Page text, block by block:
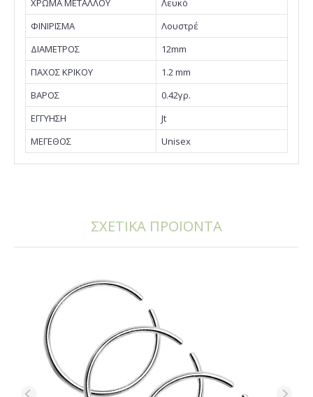
ΧΡΩΜΑ ΜΕΤΑΛΛΟΥ
Λευκό
ΦΙΝΙΡΙΣΜΑ
Λουστρέ
ΔΙΑΜΕΤΡΟΣ
12mm
ΠΑΧΟΣ ΚΡΙΚΟΥ
1.2 mm
ΒΑΡΟΣ
0.42γρ.
EΓΓΥΗΣΗ
Jt
ΜΕΓΕΘΟΣ
Unisex
ΣΧΕΤΙΚΑ ΠΡΟΪΟΝΤΑ